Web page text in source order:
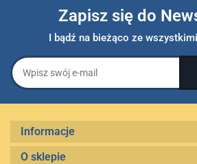
Zapisz się do
I bądź na bieżąco ze
Informacje
O sklepie